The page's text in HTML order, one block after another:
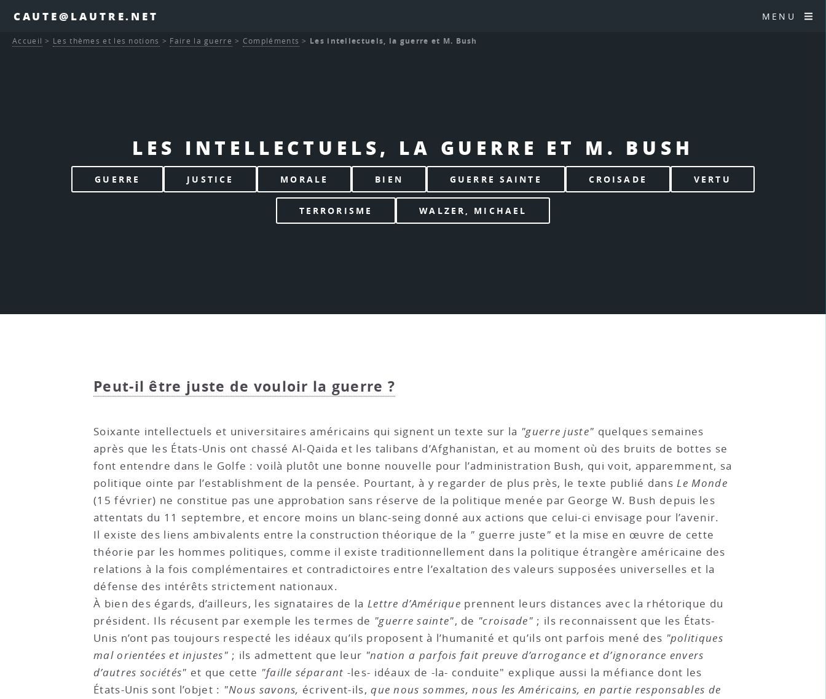
CAUTE@LAUTRE.NET MENU
LES INTELLECTUELS, LA GUERRE ET M. BUSH
GUERRE JUSTICE MORALE BIEN GUERRE SAINTE CROISADE VERTU
TERRORISME WALZER, MICHAEL
Accueil > Les thèmes et les notions > Faire la guerre > Compléments > Les intellectuels, la guerre et M. Bush
Peut-il être juste de vouloir la guerre ?
Soixante intellectuels et universitaires américains qui signent un texte sur la "guerre juste" quelques semaines
après que les États-Unis ont chassé Al-Qaida et les talibans d’Afghanistan, et au moment où des bruits de bottes se
font entendre dans le Golfe : voilà plutôt une bonne nouvelle pour l’administration Bush, qui voit, apparemment, sa
politique ointe par l’establishment de la pensée. Pourtant, à y regarder de plus près, le texte publié dansLe Monde
(15 février) ne constitue pas une approbation sans réserve de la politique menée par George W. Bush depuis les
attentats du 11 septembre, et encore moins un blanc-seing donné aux actions que celui-ci envisage pour l’avenir.
Il existe des liens ambivalents entre la construction théorique de la " guerre juste" et la mise en œuvre de cette
théorie par les hommes politiques, comme il existe traditionnellement dans la politique étrangère américaine des
relations à la fois complémentaires et contradictoires entre l’exaltation des valeurs supposées universelles et la
défense des intérêts strictement nationaux.
À bien des égards, d’ailleurs, les signataires de la Lettre d’Amérique prennent leurs distances avec la rhétorique du
président. Ils récusent par exemple les termes de "guerre sainte", de "croisade" ; ils reconnaissent que les États-
Unis n’ont pas toujours respecté les idéaux qu’ils proposent à l’humanité et qu’ils ont parfois mené des "politiques
mal orientées et injustes" ; ils admettent que leur "nation a parfois fait preuve d’arrogance et d’ignorance envers
d’autres sociétés" et que cette "faille séparant -les- idéaux de -la- conduite" explique aussi la méfiance dont les
États-Unis sont l’objet : "Nous savons, écrivent-ils,que nous sommes, nous les Américains, en partie responsables de